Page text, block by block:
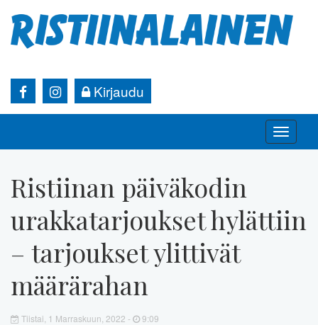
Kirjaudu
Toggle
Ristiinan päiväkodin
urakkatarjoukset hylättiin
– tarjoukset ylittivät
määrärahan
Tiistai, 1 Marraskuun, 2022 - 9:09